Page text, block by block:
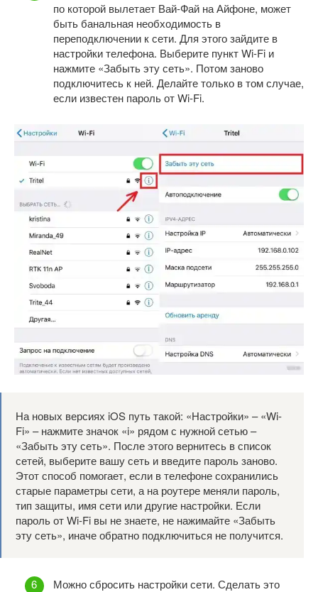
по которой вылетает Вай-Фай на Айфоне, может
быть банальная необходимость в
переподключении к сети. Для этого зайдите в
настройки телефона. Выберите пункт Wi-Fi и
нажмите «Забыть эту сеть». Потом заново
подключитесь к ней. Делайте только в том случае,
если известен пароль от Wi-Fi.
На новых версиях iOS путь такой: «Настройки» – «Wi-
Fi» – нажмите значок «i» рядом с нужной сетью –
«Забыть эту сеть». После этого вернитесь в список
сетей, выберите вашу сеть и введите пароль заново.
Этот способ помогает, если в телефоне сохранились
старые параметры сети, а на роутере меняли пароль,
тип защиты, имя сети или другие настройки. Если
пароль от Wi-Fi вы не знаете, не нажимайте «Забыть
эту сеть», иначе обратно подключиться не получится.
Можно сбросить настройки сети. Сделать это